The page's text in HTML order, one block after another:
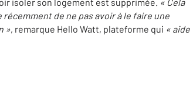
isoler son logement est supprimée. « Cela
de ne pas avoir à le faire une
», remarque Hello Watt, plateforme qui « aide